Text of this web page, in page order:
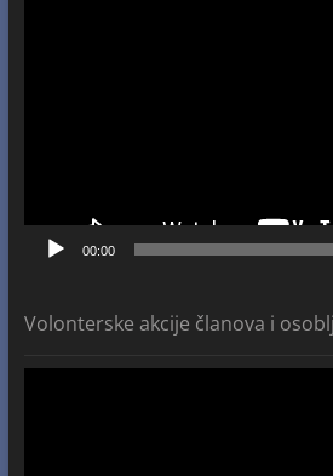
00:00
Volonterske akcije članova i